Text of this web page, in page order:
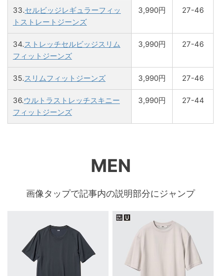
33.セルビッジレギュラーフィッ
トストレートジーンズ
3,990円 27-46
34.ストレッチセルビッジスリム
フィットジーンズ
3,990円 27-46
35.スリムフィットジーンズ 3,990円 27-46
36.ウルトラストレッチスキニー
フィットジーンズ
3,990円 27-44
MEN
画像タップで記事内の説明部分にジャンプ